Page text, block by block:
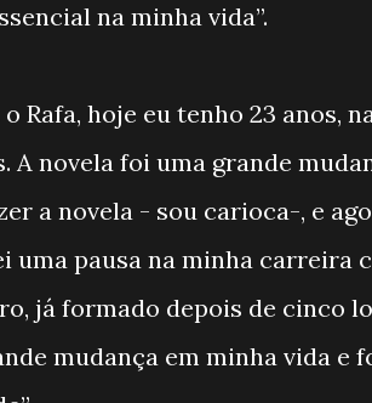
na minha vida”.
o Rafa, hoje eu tenho 23 anos,
A novela foi uma grande
a novela - sou carioca-, e
uma pausa na minha carreira
já formado depois de cinco
mudança em minha vida e